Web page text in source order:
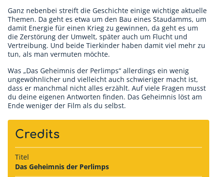
Ganz nebenbei streift die Geschichte einige wichtige aktuelle
Themen. Da geht es etwa um den Bau eines Staudamms, um
damit Energie für einen Krieg zu gewinnen, da geht es um
die Zerstörung der Umwelt, später auch um Flucht und
Vertreibung. Und beide Tierkinder haben damit viel mehr zu
tun, als man vermuten möchte.
Was „Das Geheimnis der Perlimps“ allerdings ein wenig
ungewöhnlicher und vielleicht auch schwieriger macht ist,
dass er manchmal nicht alles erzählt. Auf viele Fragen musst
du deine eigenen Antworten finden. Das Geheimnis löst am
Ende weniger der Film als du selbst.
Credits
Titel
Das Geheimnis der Perlimps